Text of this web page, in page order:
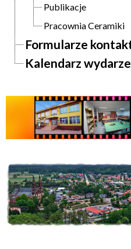
Publikacje
Pracownia Ceramiki
Formularze
Kalendarz